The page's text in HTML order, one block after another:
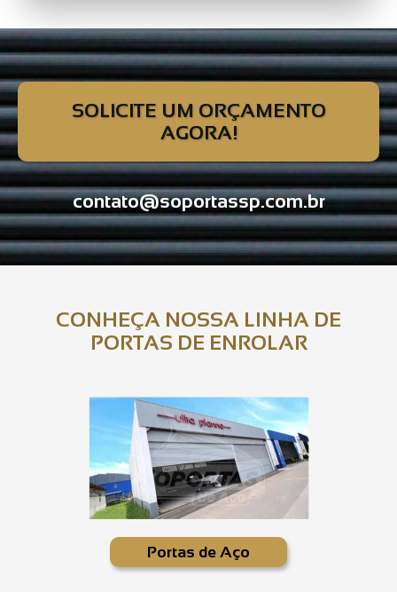
SOLICITE UM ORÇAMENTO
AGORA!
contato@soportassp.com.br
CONHEÇA NOSSA LINHA DE
PORTAS DE ENROLAR
Portas de Aço